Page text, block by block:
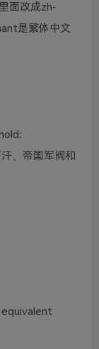
面改成zh-
是繁体中文
、帝国军阀和